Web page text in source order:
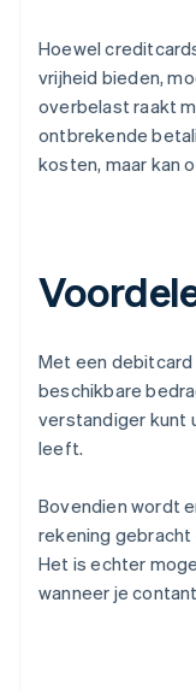
Hoewel
vrijheid bieden,
overbelast raakt
ontbrekende
kosten, maar kan
Met een
beschikbare
verstandiger kunt
leeft.
Bovendien wordt
rekening
Het is echter
wanneer je